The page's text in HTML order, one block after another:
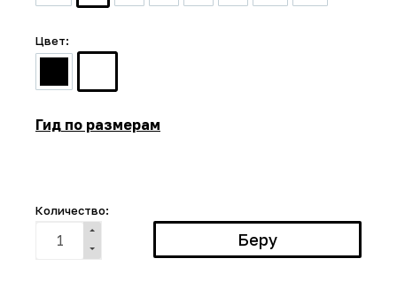
Цвет:
Гид по размерам
Количество: